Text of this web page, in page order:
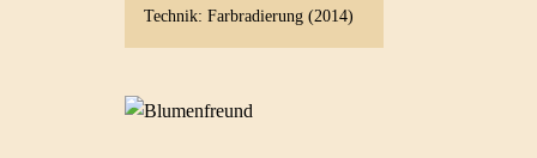
Technik: Farbradierung (2014)